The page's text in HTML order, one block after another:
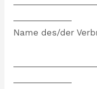
Name des/der